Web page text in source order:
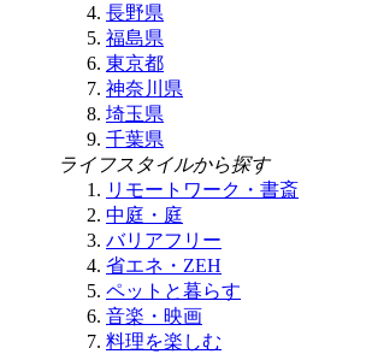
長野県
福島県
東京都
神奈川県
埼玉県
千葉県
ライフスタイルから探す
リモートワーク・書斎
中庭・庭
バリアフリー
省エネ・ZEH
ペットと暮らす
音楽・映画
料理を楽しむ